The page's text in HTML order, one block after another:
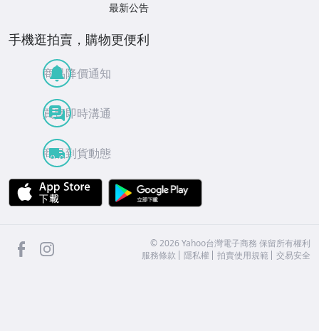
最新公告
手機逛拍賣，購物更便利
商品降價通知
買賣即時溝通
商品到貨動態
APP Store
facebook ©2026 Yahoo台灣電子商務 保留所有權利
服務條款
隱私權 拍賣使用規範 交易安全